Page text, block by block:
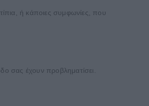
ή κάποιες συμφωνίες, που
σας έχουν προβληματίσει.